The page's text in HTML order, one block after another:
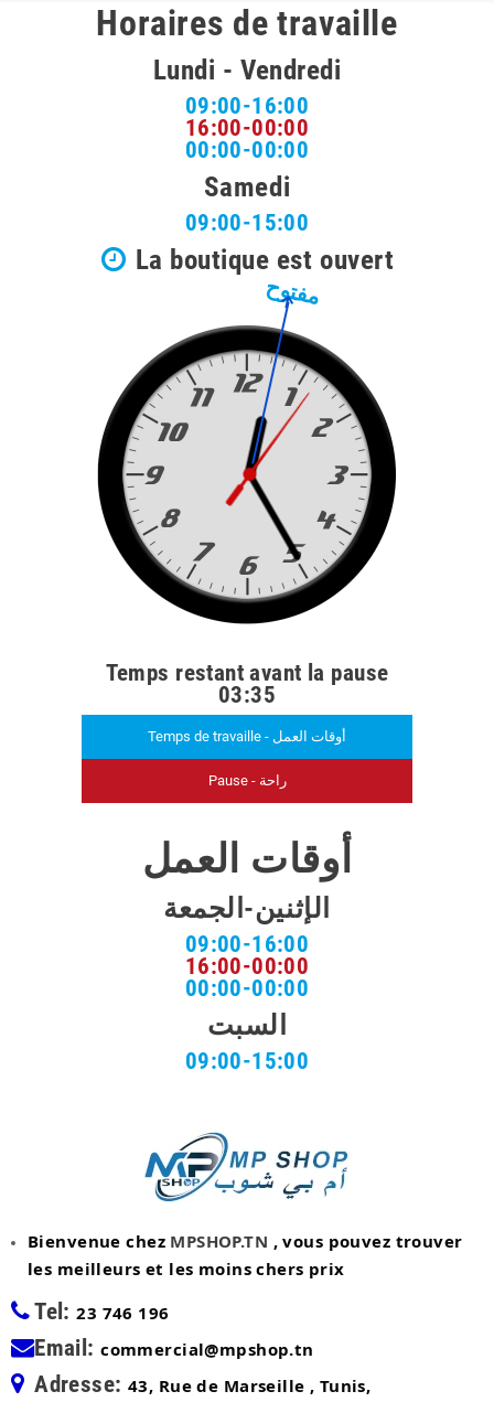
Horaires de travaille
Lundi - Vendredi
09:00-16:00
16:00-00:00
00:00-00:00
Samedi
09:00-15:00
La boutique est ouvert
مفتوح
Temps restant avant la pause
03:35
Temps de travaille - أوقات العمل
Pause - راحة
أوقات العمل
الإثنين-الجمعة
09:00-16:00
16:00-00:00
00:00-00:00
السبت
09:00-15:00
Bienvenue chez MPSHOP.TN , vous pouvez trouver
les meilleurs et les moins chers prix
Tel:23 746 196
Email:commercial@mpshop.tn
Adresse:43, Rue de Marseille , Tunis,